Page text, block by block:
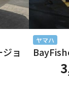
ョ
ヤマハ